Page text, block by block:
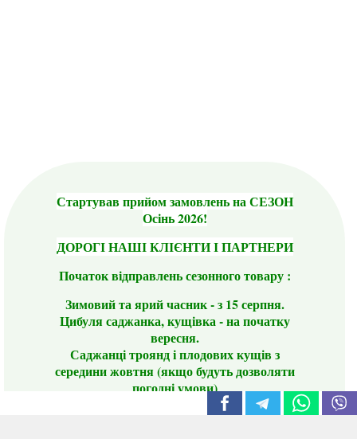
Стартував прийом замовлень на СЕЗОН
Осінь 2026!
ДОРОГІ НАШІ КЛІЄНТИ І ПАРТНЕРИ
Початок відправлень сезонного товару :
Зимовий та ярий часник - з 15 серпня.
Цибуля саджанка, кущівка - на початку
вересня.
Саджанці троянд і плодових кущів з
середини жовтня (якщо будуть дозволяти
погодні умови)
Цього сезону ви будете задоволені